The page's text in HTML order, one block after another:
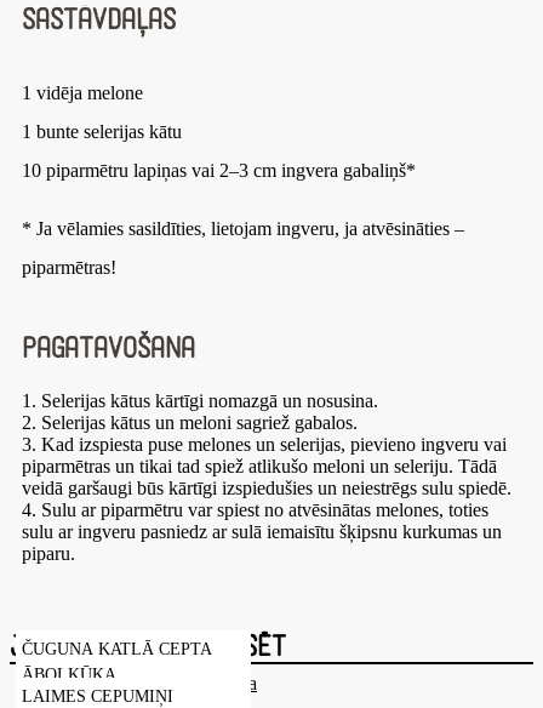
Sastāvdaļas
1 vidēja melone
1 bunte selerijas kātu
10 piparmētru lapiņas vai 2–3 cm ingvera gabaliņš*
* Ja vēlamies sasildīties, lietojam ingveru, ja atvēsināties –
piparmētras!
Pagatavošana
1. Selerijas kātus kārtīgi nomazgā un nosusina.
2. Selerijas kātus un meloni sagriež gabalos.
3. Kad izspiesta puse melones un selerijas, pievieno ingveru vai
piparmētras un tikai tad spiež atlikušo meloni un seleriju. Tādā
veidā garšaugi būs kārtīgi izspiedušies un neiestrēgs sulu spiedē.
4. Sulu ar piparmētru var spiest no atvēsinātas melones, toties
sulu ar ingveru pasniedz ar sulā iemaisītu šķipsnu kurkumas un
piparu.
Jūs varētu interesēt
ČUGUNA KATLĀ CEPTA
ĀBOLKŪKA
LAIMES CEPUMIŅI